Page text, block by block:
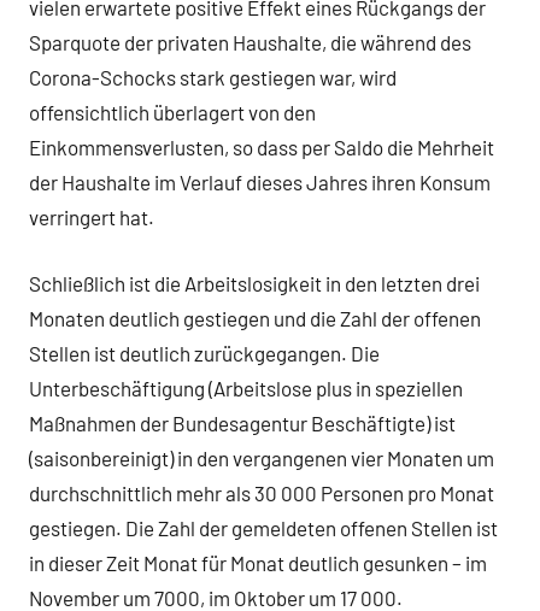
vielen erwartete positive Effekt eines Rückgangs der
Sparquote der privaten Haushalte, die während des
Corona-Schocks stark gestiegen war, wird
offensichtlich überlagert von den
Einkommensverlusten, so dass per Saldo die Mehrheit
der Haushalte im Verlauf dieses Jahres ihren Konsum
verringert hat.
Schließlich ist die Arbeitslosigkeit in den letzten drei
Monaten deutlich gestiegen und die Zahl der offenen
Stellen ist deutlich zurückgegangen. Die
Unterbeschäftigung (Arbeitslose plus in speziellen
Maßnahmen der Bundesagentur Beschäftigte) ist
(saisonbereinigt) in den vergangenen vier Monaten um
durchschnittlich mehr als 30 000 Personen pro Monat
gestiegen. Die Zahl der gemeldeten offenen Stellen ist
in dieser Zeit Monat für Monat deutlich gesunken – im
November um 7000, im Oktober um 17 000.